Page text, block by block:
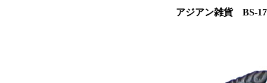
アジアン雑貨 BS-